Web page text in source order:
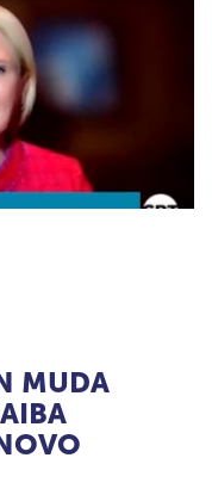
MUDA